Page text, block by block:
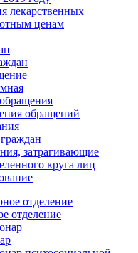
лекарственных
ценам
обращений
затрагивающие
круга лиц
отделение